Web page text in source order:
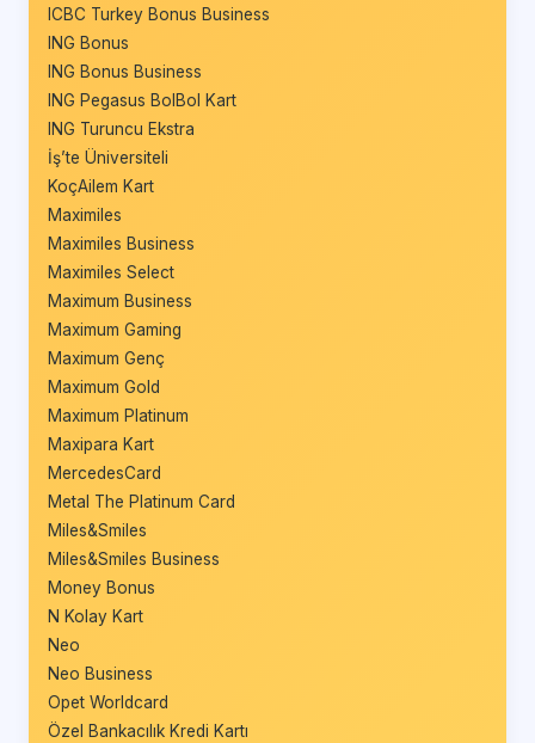
ICBC Turkey Bonus Business
ING Bonus
ING Bonus Business
ING Pegasus BolBol Kart
ING Turuncu Ekstra
İş’te Üniversiteli
KoçAilem Kart
Maximiles
Maximiles Business
Maximiles Select
Maximum Business
Maximum Gaming
Maximum Genç
Maximum Gold
Maximum Platinum
Maxipara Kart
MercedesCard
Metal The Platinum Card
Miles&Smiles
Miles&Smiles Business
Money Bonus
N Kolay Kart
Neo
Neo Business
Opet Worldcard
Özel Bankacılık Kredi Kartı